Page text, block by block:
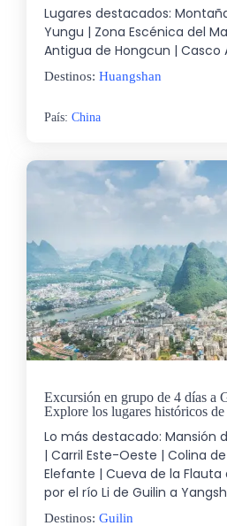
Lugares destacados:
Yungu | Zona Escénica del
Antigua de Hongcun | Casco
Destinos: Huangshan
País: China
Excursión en grupo de 4 días a
Explore los lugares históricos
Lo más destacado: Mansión
| Carril Este-Oeste | Colina
Elefante | Cueva de la
por el río Li de Guilin a
Destinos: Guilin